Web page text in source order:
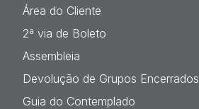
Área do Cliente
2ª via de Boleto
Assembleia
Devolução de Grupos Encerrados
Guia do Contemplado